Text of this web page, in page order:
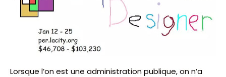
Lorsque l’on est une administration publique, on n’a